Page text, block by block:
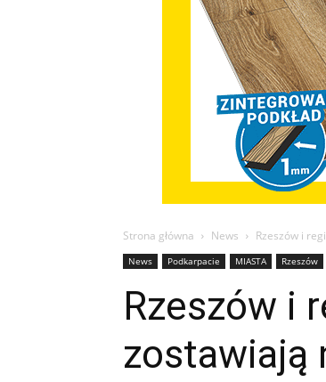
Strona główna News Rzeszów i
News Podkarpacie MIASTA Rzeszów
Rzeszów i
zostawiają